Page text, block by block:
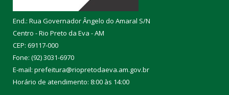
End.: Rua Governador Ângelo do Amaral S/N
Centro - Rio Preto da Eva - AM
CEP: 69117-000
Fone: (92) 3031-6970
E-mail: prefeitura@riopretodaeva.am.gov.br
Horário de atendimento: 8:00 às 14:00